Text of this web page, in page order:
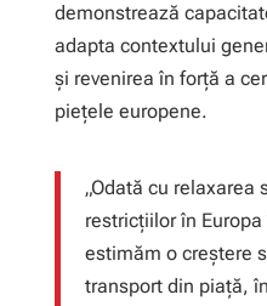
demonstrează
adapta contextului
și revenirea în forță a
piețele europene.
„Odată cu relaxarea
restricțiilor în
estimăm o creștere
transport din piață,